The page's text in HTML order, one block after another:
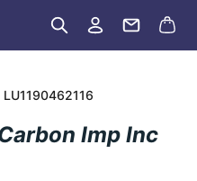
LU1190462116
Imp Inc